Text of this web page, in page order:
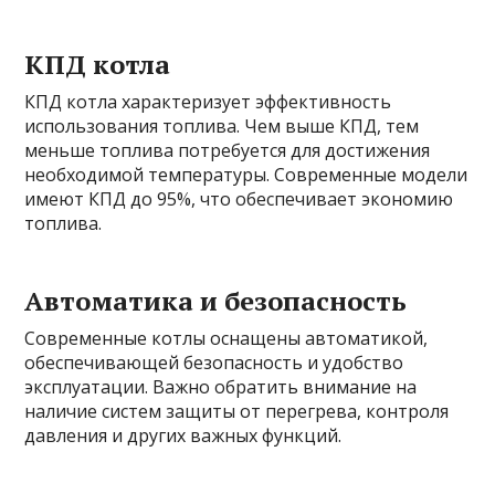
КПД котла
КПД котла характеризует эффективность
использования топлива. Чем выше КПД, тем
меньше топлива потребуется для достижения
необходимой температуры. Современные модели
имеют КПД до 95%, что обеспечивает экономию
топлива.
Автоматика и безопасность
Современные котлы оснащены автоматикой,
обеспечивающей безопасность и удобство
эксплуатации. Важно обратить внимание на
наличие систем защиты от перегрева, контроля
давления и других важных функций.